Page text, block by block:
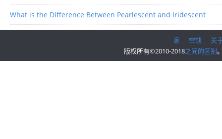
What is the Difference Between Pearlescent and Iridescent
家 空缺
关
版权所有©2010-2018之间的区别